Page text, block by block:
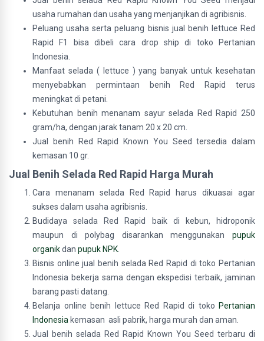
usaha rumahan dan usaha yang menjanjikan di agribisnis.
Peluang usaha serta peluang bisnis jual benih lettuce Red
Rapid F1 bisa dibeli cara drop ship di toko Pertanian
Indonesia.
Manfaat selada ( lettuce ) yang banyak untuk kesehatan
menyebabkan permintaan benih Red Rapid terus
meningkat di petani.
Kebutuhan benih menanam sayur selada Red Rapid 250
gram/ha, dengan jarak tanam 20 x 20 cm.
Jual benih Red Rapid Known You Seed tersedia dalam
kemasan 10 gr.
Jual Benih Selada Red Rapid Harga Murah
Cara menanam selada Red Rapid harus dikuasai agar
sukses dalam usaha agribisnis.
Budidaya selada Red Rapid baik di kebun, hidroponik
maupun di polybag disarankan menggunakan pupuk
organikdan pupuk NPK
Bisnis online jual benih selada Red Rapid di toko Pertanian
Indonesia bekerja sama dengan ekspedisi terbaik, jaminan
barang pasti datang.
Belanja online benih lettuce Red Rapid di toko Pertanian
Indonesia kemasan asli pabrik, harga murah dan aman.
Jual benih selada Red Rapid Known You Seed terbaru di